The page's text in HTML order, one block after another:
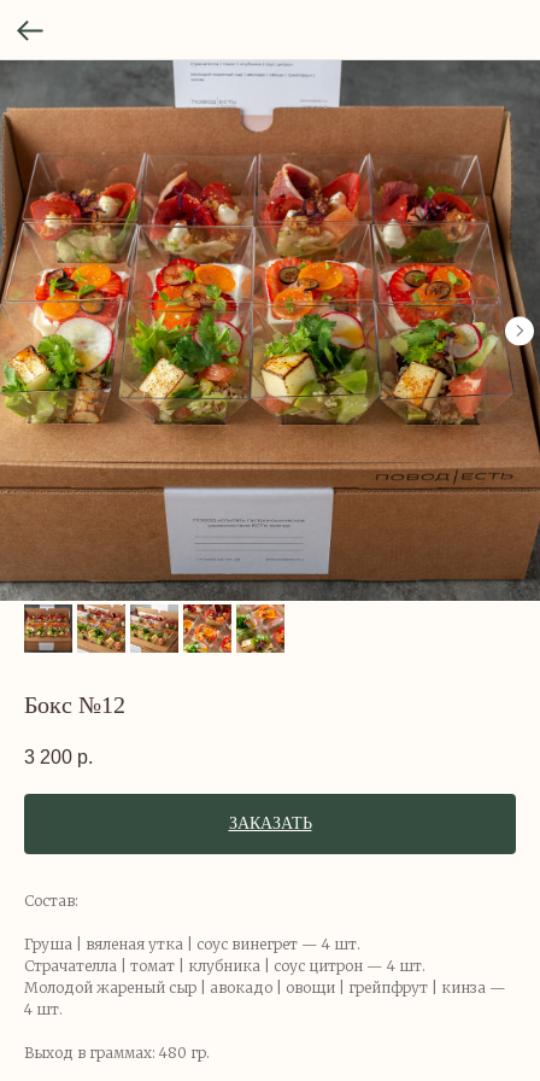
Бокс №12
3 200 р.
ЗАКАЗАТЬ
Состав:
Груша | вяленая утка | соус винегрет — 4 шт.
Страчателла | томат | клубника | соус цитрон — 4 шт.
Молодой жареный сыр | авокадо | овощи | грейпфрут | кинза —
4 шт.
Выход в граммах: 480 гр.